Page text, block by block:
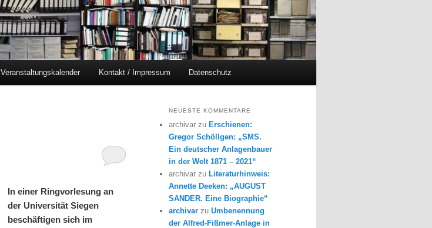
Veranstaltungskalender Kontakt / Impressum Datenschutz
In einer Ringvorlesung an
der Universität Siegen
beschäftigen sich im
NEUESTE KOMMENTARE
archivar zuErschienen:
Gregor Schöllgen: „SMS.
Ein deutscher Anlagenbauer
in der Welt 1871 – 2021“
archivar zuLiteraturhinweis:
Annette Deeken: „AUGUST
SANDER. Eine Biographie“
archivar zuUmbenennung
der Alfred-Fißmer-Anlage in